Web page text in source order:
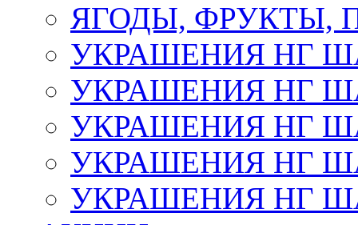
ЯГОДЫ, ФРУКТЫ,
УКРАШЕНИЯ НГ
УКРАШЕНИЯ НГ
УКРАШЕНИЯ НГ
УКРАШЕНИЯ НГ
УКРАШЕНИЯ НГ